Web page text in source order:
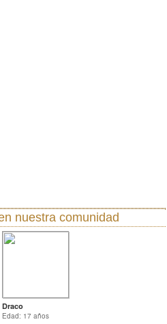
nuestra comunidad
Draco
Edad: 17 años